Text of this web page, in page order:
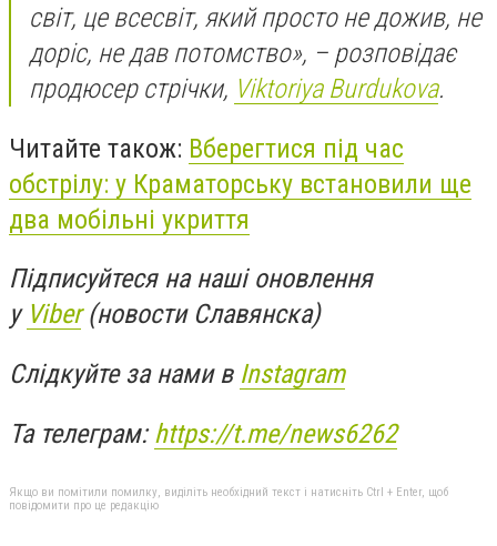
світ, це всесвіт, який просто не дожив, не
доріс, не дав потомство», – розповідає
продюсер стрічки, Viktoriya Burdukova.
Читайте також: Вберегтися під час
обстрілу: у Краматорську встановили ще
два мобільні укриття
Підписуйтеся на наші оновлення
у Viber(новости Славянска)
Слідкуйте за нами в Instagram
Та телеграм: https://t.me/news6262
Якщо ви помітили помилку, виділіть необхідний текст і натисніть Ctrl + Enter, щоб
повідомити про це редакцію